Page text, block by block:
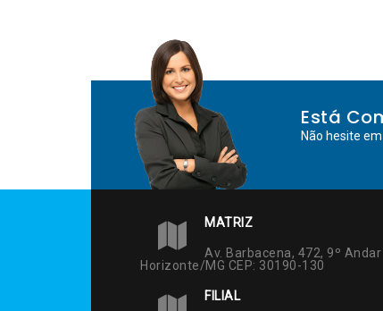
Está
Não hesite
MATRIZ
Av. Barbacena, 472, 9º
Horizonte/MG CEP: 30190-130
FILIAL